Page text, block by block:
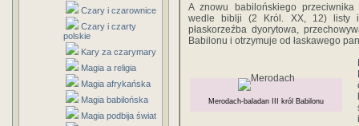
Czary i czarownice
Czary i czarty
polskie
Kary za czarymary
Magia a religia
Magia afrykańska
Magia babilońska
Magia podbija świat
A znowu babilońskiego
wedle biblji (2 Król. XX, 12) listy i
płaskorzeźba dyorytowa,
Babilonu i otrzymuje od łaskawego
Merodach-baladan III król Babilonu